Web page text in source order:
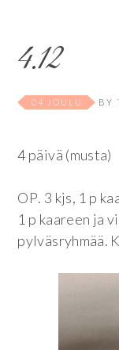
4.12
04 JOULU BY
4 päivä (musta)
OP. 3 kjs, 1 p
1 p kaareen ja
pylväsryhmää.